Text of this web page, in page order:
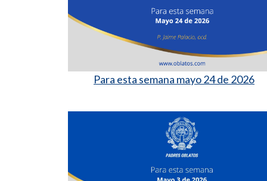
Para esta semana mayo 24 de 2026